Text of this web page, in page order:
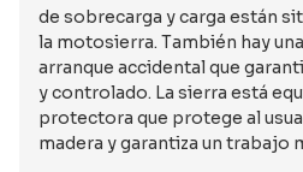
de sobrecarga y carga están
la motosierra. También hay
arranque accidental que
y controlado. La sierra está
protectora que protege al
madera y garantiza un trabajo